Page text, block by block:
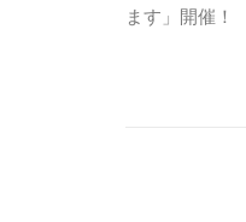
ます」開催！